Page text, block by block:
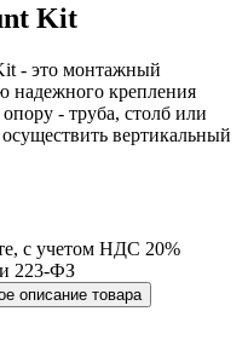
Kit
- это монтажный
надежного крепления
- труба, столб или
вертикальный
с учетом НДС 20%
и 223-ФЗ
описание товара